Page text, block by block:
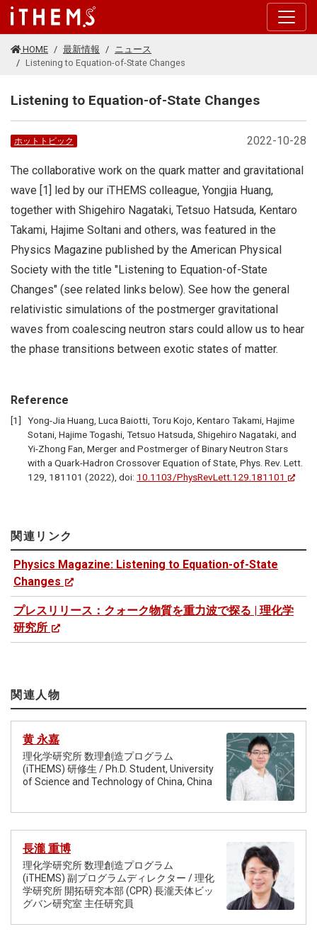
このページの本文に移動する
HOME 最新情報
ニュース
Listening to Equation-of-State Changes
Listening to Equation-of-State Changes
2022-10-28
ホットトピック
The collaborative work on the quark matter and gravitational
wave [1] led by our iTHEMS colleague, Yongjia Huang,
together with Shigehiro Nagataki, Tetsuo Hatsuda, Kentaro
Takami, Hajime Soltani and others, was featured in the
Physics Magazine published by the American Physical
Society with the title "Listening to Equation-of-State
Changes" (see related links below). See how the general
relativistic simulations of the postmerger gravitational
waves from coalescing neutron stars could allow us to hear
the phase transitions between exotic states of matter.
Reference
Yong-Jia Huang, Luca Baiotti, Toru Kojo, Kentaro Takami, Hajime
Sotani, Hajime Togashi, Tetsuo Hatsuda, Shigehiro Nagataki, and
Yi-Zhong Fan, Merger and Postmerger of Binary Neutron Stars
with a Quark-Hadron Crossover Equation of State, Phys. Rev. Lett.
129, 181101 (2022), doi: 10.1103/PhysRevLett.129.181101
関連リンク
Physics Magazine: Listening to Equation-of-State
Changes
プレスリリース：クォーク物質を重力波で探る | 理化学
研究所
関連人物
黄 永嘉
理化学研究所 数理創造プログラム
(iTHEMS) 研修生 / Ph.D. Student, University
of Science and Technology of China, China
長瀧 重博
理化学研究所 数理創造プログラム
(iTHEMS) 副プログラムディレクター / 理化
学研究所 開拓研究本部 (CPR) 長瀧天体ビッ
グバン研究室 主任研究員